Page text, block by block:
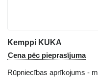
Kemppi KUKA
Cena pēc pieprasījuma
Rūpniecības aprīkojums -